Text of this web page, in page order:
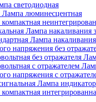
светодиодная
Лампа люминесцентная
Лампа накаливания
Лампа
Лампа